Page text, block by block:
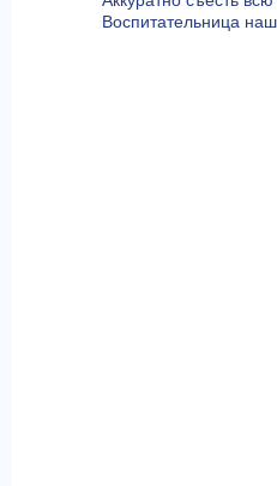
Воспитательница